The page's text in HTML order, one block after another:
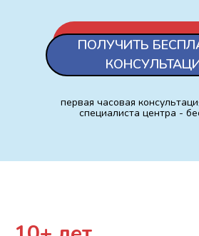
ПОЛУЧИТЬ
первая часовая
специалиста центра -